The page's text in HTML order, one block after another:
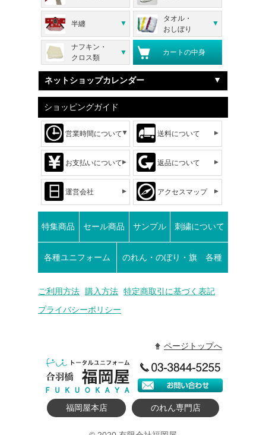
半纏
タオル・
おしぼり
ナフキン・
クロス類
カートの中身
ネットショップカレンダー
ショッピングガイド
営業時間について 送料について
お支払いについて 返品について
運営会社 アクセスマップ
特集商品 セール商品 サンプル 刺繍について
各種ユニフォーム のれん・のぼり・旗 各種
ご利用方法 購入方法 特定商取引に基づく表記
プライバシーポリシー
ページトップへ
福岡屋本店 のれん専門店